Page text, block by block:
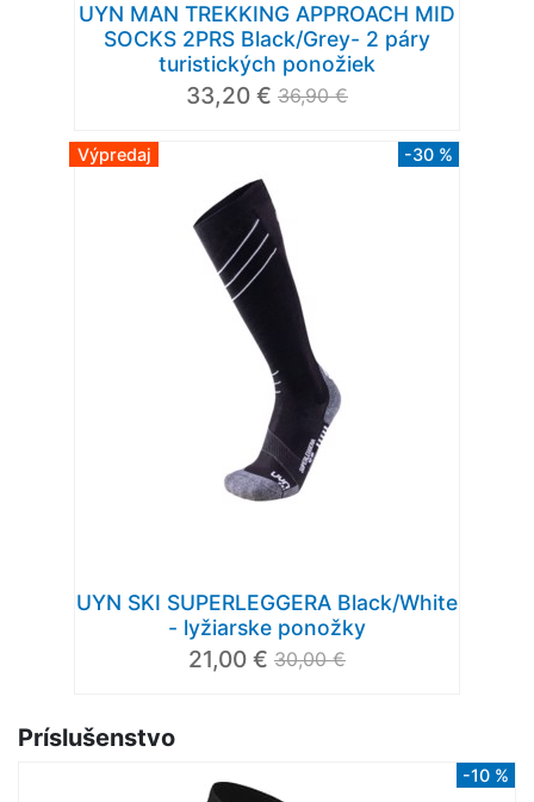
UYN MAN TREKKING APPROACH MID
SOCKS 2PRS Black/Grey- 2 páry
turistických ponožiek
33,20 € 36,90 €
Výpredaj -30 %
UYN SKI SUPERLEGGERA Black/White
- lyžiarske ponožky
21,00 € 30,00 €
Príslušenstvo
-10 %